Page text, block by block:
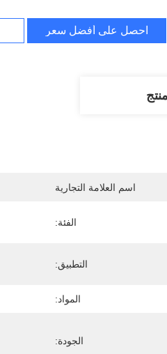
احصل على أفضل سعر
اسم العلامة التجارية
الفئة:
التطبيق:
المواد:
الجودة: